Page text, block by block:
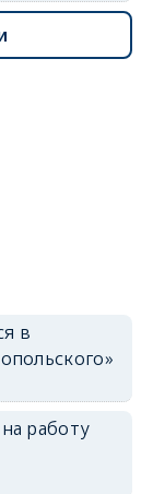
в
работу